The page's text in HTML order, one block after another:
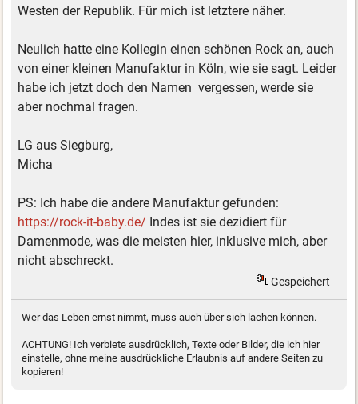
Westen der Republik. Für mich ist letztere näher.
Neulich hatte eine Kollegin einen schönen Rock an, auch
von einer kleinen Manufaktur in Köln, wie sie sagt. Leider
habe ich jetzt doch den Namen vergessen, werde sie
aber nochmal fragen.
LG aus Siegburg,
Micha
PS: Ich habe die andere Manufaktur gefunden:
https://rock-it-baby.de/ Indes ist sie dezidiert für
Damenmode, was die meisten hier, inklusive mich, aber
nicht abschreckt.
Gespeichert
Wer das Leben ernst nimmt, muss auch über sich lachen können.
ACHTUNG! Ich verbiete ausdrücklich, Texte oder Bilder, die ich hier
einstelle, ohne meine ausdrückliche Erlaubnis auf andere Seiten zu
kopieren!